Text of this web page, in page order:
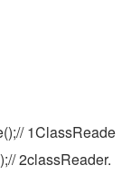
1ClassReade
2classReader.